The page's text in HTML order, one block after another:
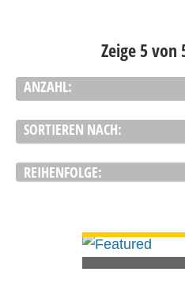
Zeige 5 von
ANZAHL:
SORTIEREN NACH:
REIHENFOLGE: